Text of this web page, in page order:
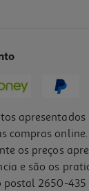
compras
os preços
e são os
postal 2650-